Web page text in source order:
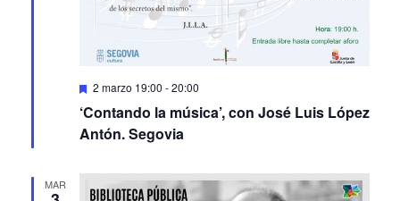
Featured
2 marzo 19:00
‘Contando la música’, con José Luis López
Antón. Segovia